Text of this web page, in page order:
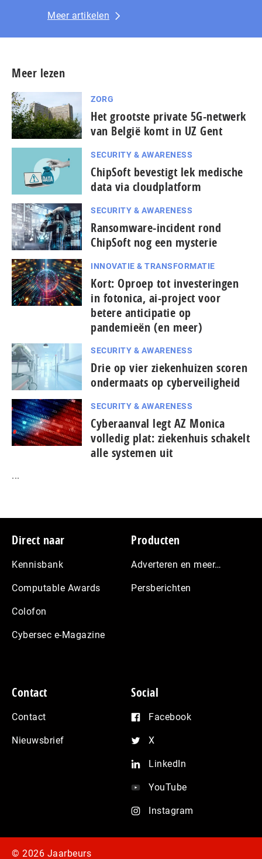
Meer artikelen
Meer lezen
ZORG
Het grootste private 5G-netwerk
van België komt in UZ Gent
SECURITY & AWARENESS
ChipSoft bevestigt lek medische
data via cloud­plat­form
SECURITY & AWARENESS
Ransomware-incident rond
ChipSoft nog een mysterie
INNOVATIE & TRANSFORMATIE
Kort: Oproep tot investeringen
in fotonica, ai-project voor
betere anticipatie op
pandemieën (en meer)
SECURITY & AWARENESS
Drie op vier ziekenhuizen scoren
ondermaats op cyberveiligheid
SECURITY & AWARENESS
Cyberaanval legt AZ Monica
volledig plat: ziekenhuis schakelt
alle systemen uit
...
Footer
Direct naar
Kennisbank
Computable Awards
Colofon
Cybersec e-Magazine
Producten
Adverteren en meer…
Persberichten
Contact
Contact
Nieuwsbrief
Social
Facebook
X
LinkedIn
YouTube
Instagram
© 2026 Jaarbeurs